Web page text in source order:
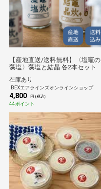
【産地直送/送料無料】〈塩竈の
藻塩〉藻塩と結晶 各2本セット
在庫あり
IBEXエアラインズオンラインショップ
4,800 円 (税込)
44ポイント